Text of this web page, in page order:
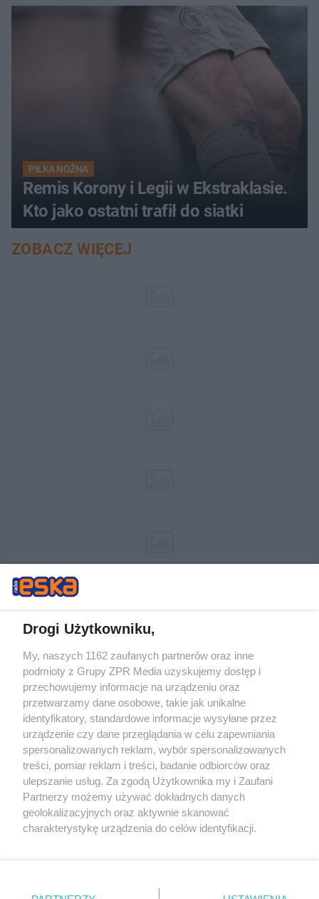
PIŁKA NOŻNA
Remis Korony i Legii w Ekstraklasie.
Kto jako ostatni trafił do siatki
ZOBACZ WIĘCEJ
Żaden utwór zamieszczony w serwisie nie może być powielany i
rozpowszechniany lub dalej rozpowszechniany w jakikolwiek sposób (w
tym także elektroniczny lub mechaniczny) na jakimkolwiek polu
eksploatacji w jakiejkolwiek formie, włącznie z umieszczaniem w
Internecie bez pisemnej zgody właściciela praw. Jakiekolwiek użycie lub
wykorzystanie utworów w całości lub w części z naruszeniem prawa,
tzn. bez właściwej zgody, jest zabronione pod groźbą kary i może być
ścigane prawnie.
Drogi Użytkowniku,
My, naszych 1162 zaufanych partnerów oraz inne
podmioty z Grupy ZPR Media uzyskujemy dostęp i
przechowujemy informacje na urządzeniu oraz
przetwarzamy dane osobowe, takie jak unikalne
identyfikatory, standardowe informacje wysyłane przez
urządzenie czy dane przeglądania w celu zapewniania
spersonalizowanych reklam, wybór spersonalizowanych
treści, pomiar reklam i treści, badanie odbiorców oraz
ulepszanie usług. Za zgodą Użytkownika my i Zaufani
Partnerzy możemy używać dokładnych danych
geolokalizacyjnych oraz aktywnie skanować
charakterystykę urządzenia do celów identyfikacji.
zmienić/wycofać klikając przycisk ustawień prywatności